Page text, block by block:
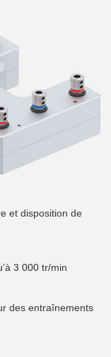
et disposition de
3 000 tr/min
des entraînements